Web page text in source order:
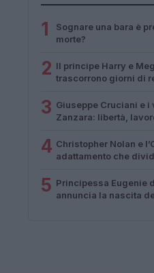
1
Sognare una bara è
morte?
2 Il principe Harry e
trascorrono giorni di
3 Giuseppe Cruciani e i
Zanzara: libertà,
4 Christopher Nolan e
adattamento che
5 Principessa Eugenie
annuncia la nascita